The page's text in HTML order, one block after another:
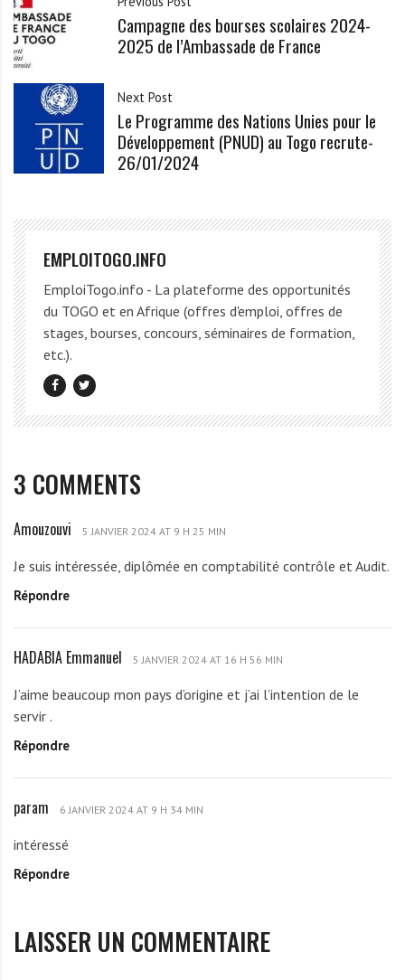
Campagne des bourses scolaires 2024-
2025 de l’Ambassade de France
Next Post
Le Programme des Nations Unies pour le
Développement (PNUD) au Togo recrute-
26/01/2024
EMPLOITOGO.INFO
EmploiTogo.info - La plateforme des opportunités
du TOGO et en Afrique (offres d'emploi, offres de
stages, bourses, concours, séminaires de formation,
etc.).
3 COMMENTS
A
o
u
u
i
Amouzouvi 5 JANVIER 2024 AT 9 H 25 MIN
Je suis intéressée, diplômée en comptabilité contrôle et Audit.
Répondre
H
D
A
B
E
m
a
HADABIA Emmanuel 5 JANVIER 2024 AT 16 H 56 MIN
J’aime beaucoup mon pays d’origine et j’ai l’intention de le
servir .
Répondre
p
r
a
param 6 JANVIER 2024 AT 9 H 34 MIN
intéressé
Répondre
LAISSER UN COMMENTAIRE